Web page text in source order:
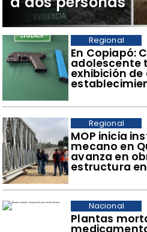
​En Copiapó:
adolescente
exhibición
Regional
​MOP inicia
mecano en
avanza en
estructura en
Regional
Plantas
Nacional